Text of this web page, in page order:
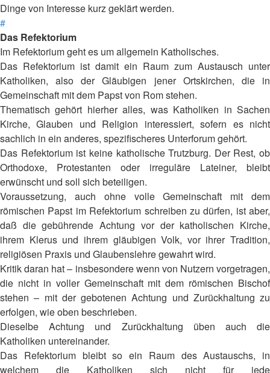
Dinge von Interesse kurz geklärt werden.
#
Das Refektorium
Im Refektorium geht es um allgemein Katholisches.
Das Refektorium ist damit ein Raum zum Austausch unter
Katholiken, also der Gläubigen jener Ortskirchen, die in
Gemeinschaft mit dem Papst von Rom stehen.
Thematisch gehört hierher alles, was Katholiken in Sachen
Kirche, Glauben und Religion interessiert, sofern es nicht
sachlich in ein anderes, spezifischeres Unterforum gehört.
Das Refektorium ist keine katholische Trutzburg. Der Rest, ob
Orthodoxe, Protestanten oder irreguläre Lateiner, bleibt
erwünscht und soll sich beteiligen.
Voraussetzung, auch ohne volle Gemeinschaft mit dem
römischen Papst im Refektorium schreiben zu dürfen, ist aber,
daß die gebührende Achtung vor der katholischen Kirche,
ihrem Klerus und ihrem gläubigen Volk, vor ihrer Tradition,
religiösen Praxis und Glaubenslehre gewahrt wird.
Kritik daran hat – insbesondere wenn von Nutzern vorgetragen,
die nicht in voller Gemeinschaft mit dem römischen Bischof
stehen – mit der gebotenen Achtung und Zurückhaltung zu
erfolgen, wie oben beschrieben.
Dieselbe Achtung und Zurückhaltung üben auch die
Katholiken untereinander.
Das Refektorium bleibt so ein Raum des Austauschs, in
welchem die Katholiken sich nicht für jede